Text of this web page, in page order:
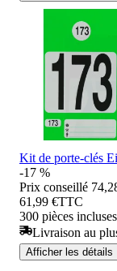
Kit de porte-clés
-17 %
Prix conseillé
61,99 €TTC
300 pièces incluses
Livraison au
Afficher les détails